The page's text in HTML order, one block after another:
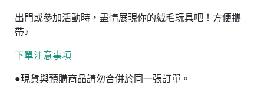
出門或參加活動時，盡情展現你的絨毛玩具吧！方便攜
帶♪
下單注意事項
●現貨與預購商品請勿合併於同一張訂單。